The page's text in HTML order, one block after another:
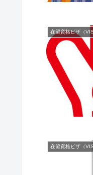
在留資格ビザ（
在留資格ビザ（